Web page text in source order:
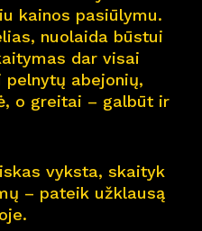
ų kortelė
kainos pasiūlymu.
nuolaida būstui
dar visai
pelnytų abejonių,
o greitai – galbūt ir
vyksta, skaityk
– pateik užklausą